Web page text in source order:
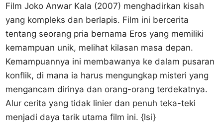
Film Joko Anwar Kala (2007) menghadirkan kisah
yang kompleks dan berlapis. Film ini bercerita
tentang seorang pria bernama Eros yang memiliki
kemampuan unik, melihat kilasan masa depan.
Kemampuannya ini membawanya ke dalam pusaran
konflik, di mana ia harus mengungkap misteri yang
mengancam dirinya dan orang-orang terdekatnya.
Alur cerita yang tidak linier dan penuh teka-teki
menjadi daya tarik utama film ini. {lsi}